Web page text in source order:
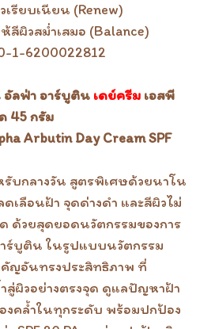
รียบเนียน (Renew)
สีผิวสม่ำเสมอ (Balance)
1-6200022812
อัลฟ่า อาร์บูติน เดย์ครีม เอสพี
45 กรัม
Arbutin Day Cream SPF
บกลางวัน สูตรพิเศษด้วยนาโน
เลือนฝ้า จุดด่างดำ และสีผิวไม่
ด้วยสุดยอดนวัตกรรมของการ
าร์บูติน ในรูปแบบนวัตกรรม
ญอันทรงประสิทธิภาพ ที่
สู่ผิวอย่างตรงจุด ดูแลปัญหาฝ้า
งคล้ำในทุกระดับ พร้อมปกป้อง